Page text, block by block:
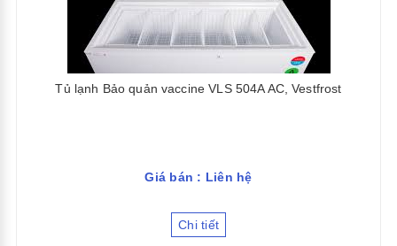
Tủ lạnh Bảo quản vaccine VLS 504A AC, Vestfrost
Giá bán : Liên hệ
Chi tiết